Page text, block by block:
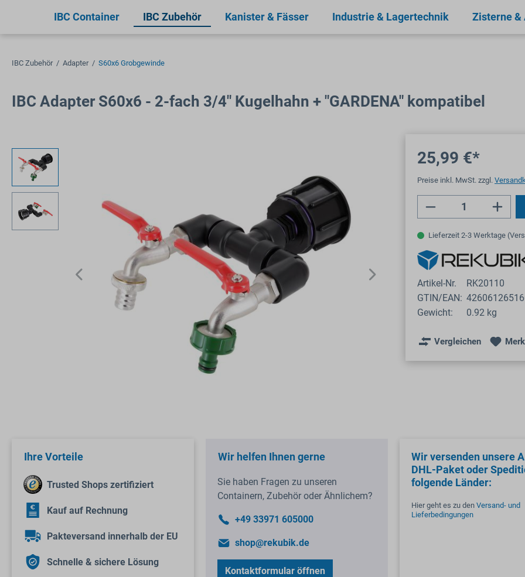
Zur Hauptnavigation springen
IBC Container IBC Zubehör Kanister & Fässer Industrie & Lagertechnik Zisterne &
IBC Zubehör / Adapter / S60x6 Grobgewinde
IBC Adapter S60x6 - 2-fach 3/4" Kugelhahn + "GARDENA" kompatibel
25,99 €*
Preise inkl. MwSt. zzgl.
Produkt
Lieferzeit 2-3 Werktage
Artikel-Nr.
RK20110
GTIN/EAN:
Gewicht:
0.92 kg
Vergleichen
Ihre Vorteile
Trusted Shops zertifiziert
Kauf auf Rechnung
Pakteversand innerhalb der EU
Schnelle & sichere Lösung
Wir helfen Ihnen gerne
Sie haben Fragen zu unseren
Containern, Zubehör oder Ähnlichem?
+49 33971 605000
shop@rekubik.de
Kontaktformular öffnen
Wir versenden unsere
DHL-Paket oder
folgende Länder:
Hier geht es zu den Versand- und
Lieferbedingungen